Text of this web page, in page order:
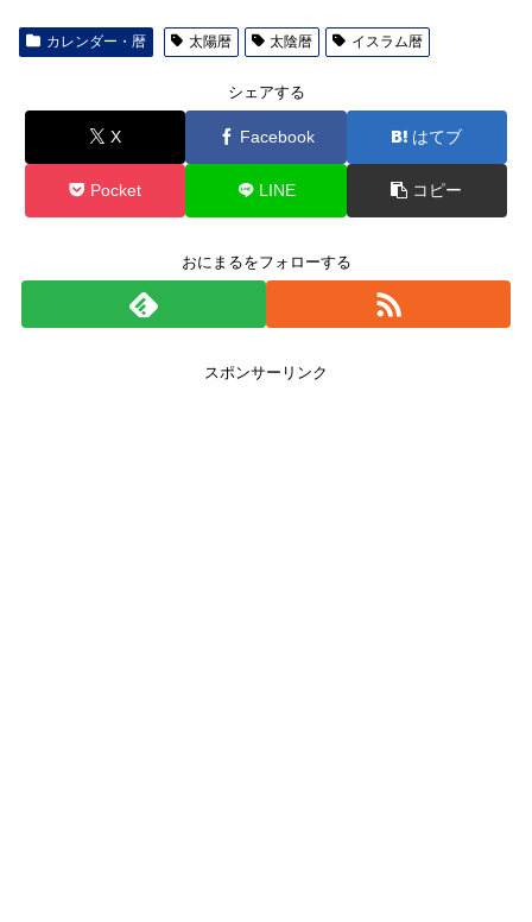
カレンダー・暦 太陽暦 太陰暦 イスラム暦
シェアする
X Facebook はてブ
Pocket LINE コピー
おにまるをフォローする
スポンサーリンク